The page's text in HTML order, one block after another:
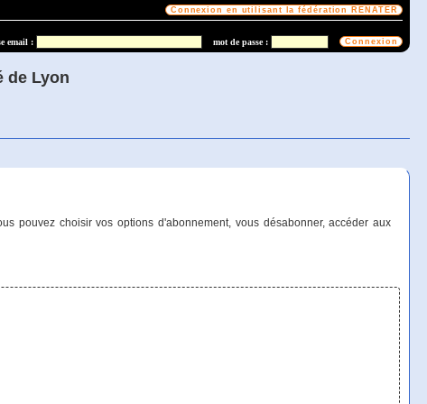
email : mot de passe :
de Lyon
pouvez choisir vos options d'abonnement, vous désabonner, accéder aux